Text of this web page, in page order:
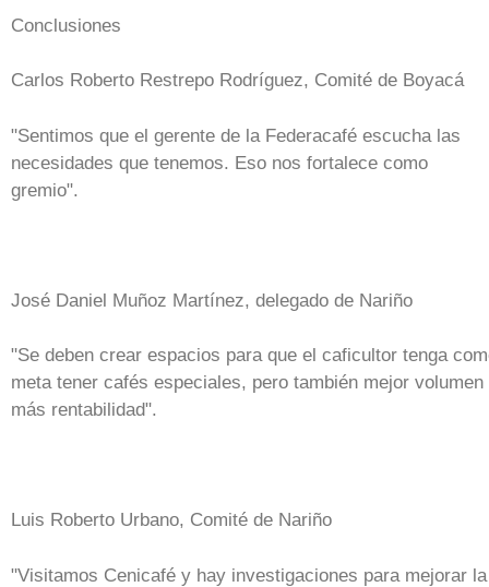
Conclusiones
Carlos Roberto Restrepo Rodríguez, Comité de Boyacá
"Sentimos que el gerente de la Federacafé escucha las
necesidades que tenemos. Eso nos fortalece como
gremio".
José Daniel Muñoz Martínez, delegado de Nariño
"Se deben crear espacios para que el caficultor tenga
meta tener cafés especiales, pero también mejor volumen
más rentabilidad".
Luis Roberto Urbano, Comité de Nariño
"Visitamos Cenicafé y hay investigaciones para mejorar la